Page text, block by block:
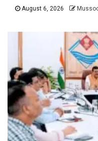
August 6, 2026